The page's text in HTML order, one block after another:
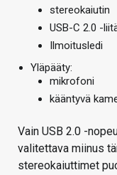
stereokaiutin
USB-C 2.0 -
Ilmoitusledi
Yläpääty:
mikrofoni
kääntyvä
Vain USB 2.0 -
valitettava miinus
stereokaiuttimet